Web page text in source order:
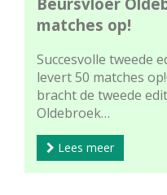
matches op!
Succesvolle tweede
levert 50 matches
bracht de tweede
Oldebroek…
Lees meer